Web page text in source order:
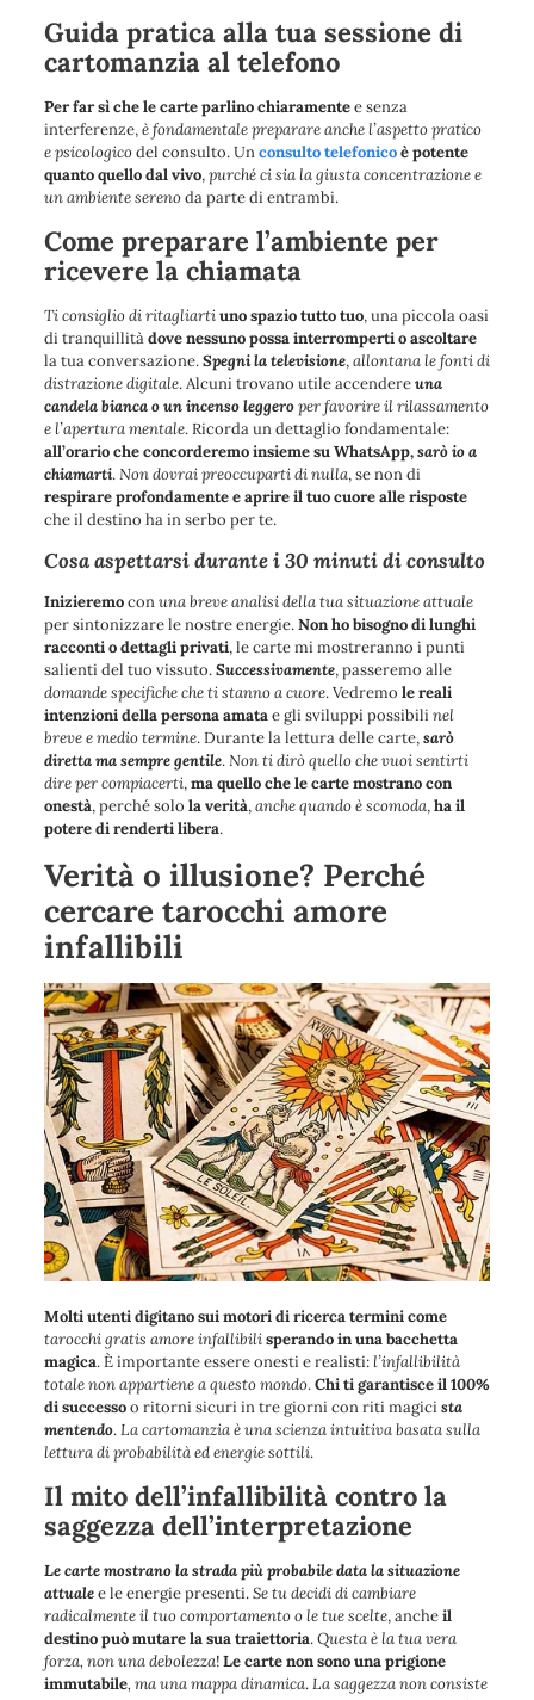
Guida pratica alla tua sessione di
cartomanzia al telefono
Per far sì che le carte parlino chiaramentee senza
interferenze,è fondamentale preparare anche l’aspetto pratico
e psicologicodel consulto. Unconsulto telefonicoè potente
quanto quello dal vivo,purché ci sia la giusta concentrazione e
un ambiente serenoda parte di entrambi.
Come preparare l’ambiente per
ricevere la chiamata
Ti consiglio di ritagliartiuno spazio tutto tuo, una piccola oasi
di tranquillitàdove nessuno possa interromperti o ascoltare
la tua conversazione.Spegni la televisione,allontana le fonti di
distrazione digitale. Alcuni trovano utile accendereuna
candela bianca o un incenso leggeroper favorire il rilassamento
e l’apertura mentale. Ricorda un dettaglio fondamentale:
all’orario che concorderemo insieme su WhatsApp,sarò io a
chiamarti.Non dovrai preoccuparti di nulla, se non di
respirare profondamente e aprire il tuo cuore alle risposte
che il destino ha in serbo per te.
Cosa aspettarsi durante i 30 minuti di consulto
Inizieremoconuna breve analisi della tua situazione attuale
per sintonizzare le nostre energie.Non ho bisogno di lunghi
racconti o dettagli privati, le carte mi mostreranno i punti
salienti del tuo vissuto.Successivamente, passeremo alle
domande specifiche che ti stanno a cuore. Vedremo le reali
intenzioni della persona amatae gli sviluppi possibilinel
breve e medio termine. Durante la lettura delle carte,sarò
diretta ma sempre gentile.Non ti dirò quello che vuoi sentirti
dire per compiacerti,ma quello che le carte mostrano con
onestà, perché solo la verità,anche quando è scomoda,ha il
potere di renderti libera.
Verità o illusione? Perché
cercare tarocchi amore
infallibili
Molti utenti digitano sui motori di ricerca termini come
tarocchi gratis amore infallibilisperando in una bacchetta
magica. È importante essere onesti e realisti:l’infallibilità
totale non appartiene a questo mondo.Chi ti garantisce il 100%
di successoo ritorni sicuri in tre giorni con riti magicista
mentendo.La cartomanzia è una scienza intuitiva basata sulla
lettura di probabilità ed energie sottili.
Il mito dell’infallibilità contro la
saggezza dell’interpretazione
Le carte mostrano la strada più probabile data la situazione
attualee le energie presenti.Se tu decidi di cambiare
radicalmente il tuo comportamento o le tue scelte, ancheil
destino può mutare la sua traiettoria.Questa è la tua vera
forza, non una debolezza!Le carte non sono una prigione
immutabile, ma una mappa dinamica.La saggezza non consiste